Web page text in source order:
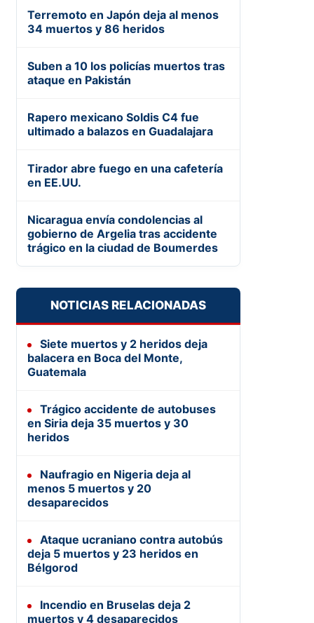
Terremoto en Japón deja al menos
34 muertos y 86 heridos
Suben a 10 los policías muertos tras
ataque en Pakistán
Rapero mexicano Soldis C4 fue
ultimado a balazos en Guadalajara
Tirador abre fuego en una cafetería
en EE.UU.
Nicaragua envía condolencias al
gobierno de Argelia tras accidente
trágico en la ciudad de Boumerdes
NOTICIAS RELACIONADAS
Siete muertos y 2 heridos deja
balacera en Boca del Monte,
Guatemala
Trágico accidente de autobuses
en Siria deja 35 muertos y 30
heridos
Naufragio en Nigeria deja al
menos 5 muertos y 20
desaparecidos
Ataque ucraniano contra autobús
deja 5 muertos y 23 heridos en
Bélgorod
Incendio en Bruselas deja 2
muertos y 4 desaparecidos